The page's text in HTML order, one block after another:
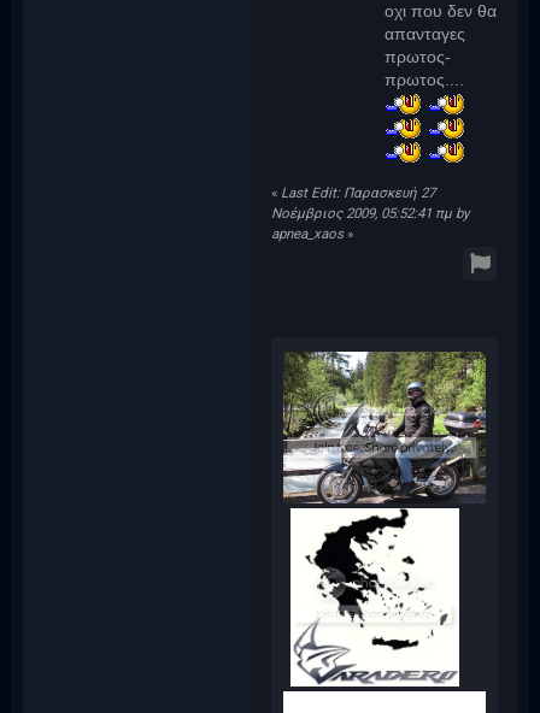
οχι που δεν θα
απανταγες
πρωτος-
πρωτος....
« Last Edit: Παρασκευή 27
Νοέμβριος 2009, 05:52:41 πμ by
apnea_xaos»